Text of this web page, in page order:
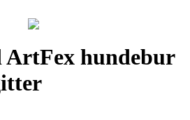
ArtFex hundebur